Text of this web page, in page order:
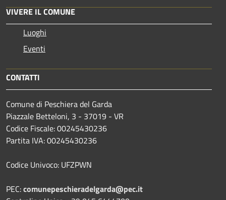
VIVERE IL COMUNE
Luoghi
Eventi
CONTATTI
Comune di Peschiera del Garda
Piazzale Betteloni, 3 - 37019 - VR
Codice Fiscale: 00245430236
Partita IVA: 00245430236
Codice Univoco: UFZPWN
PEC:comunepeschieradelgarda@pec.it